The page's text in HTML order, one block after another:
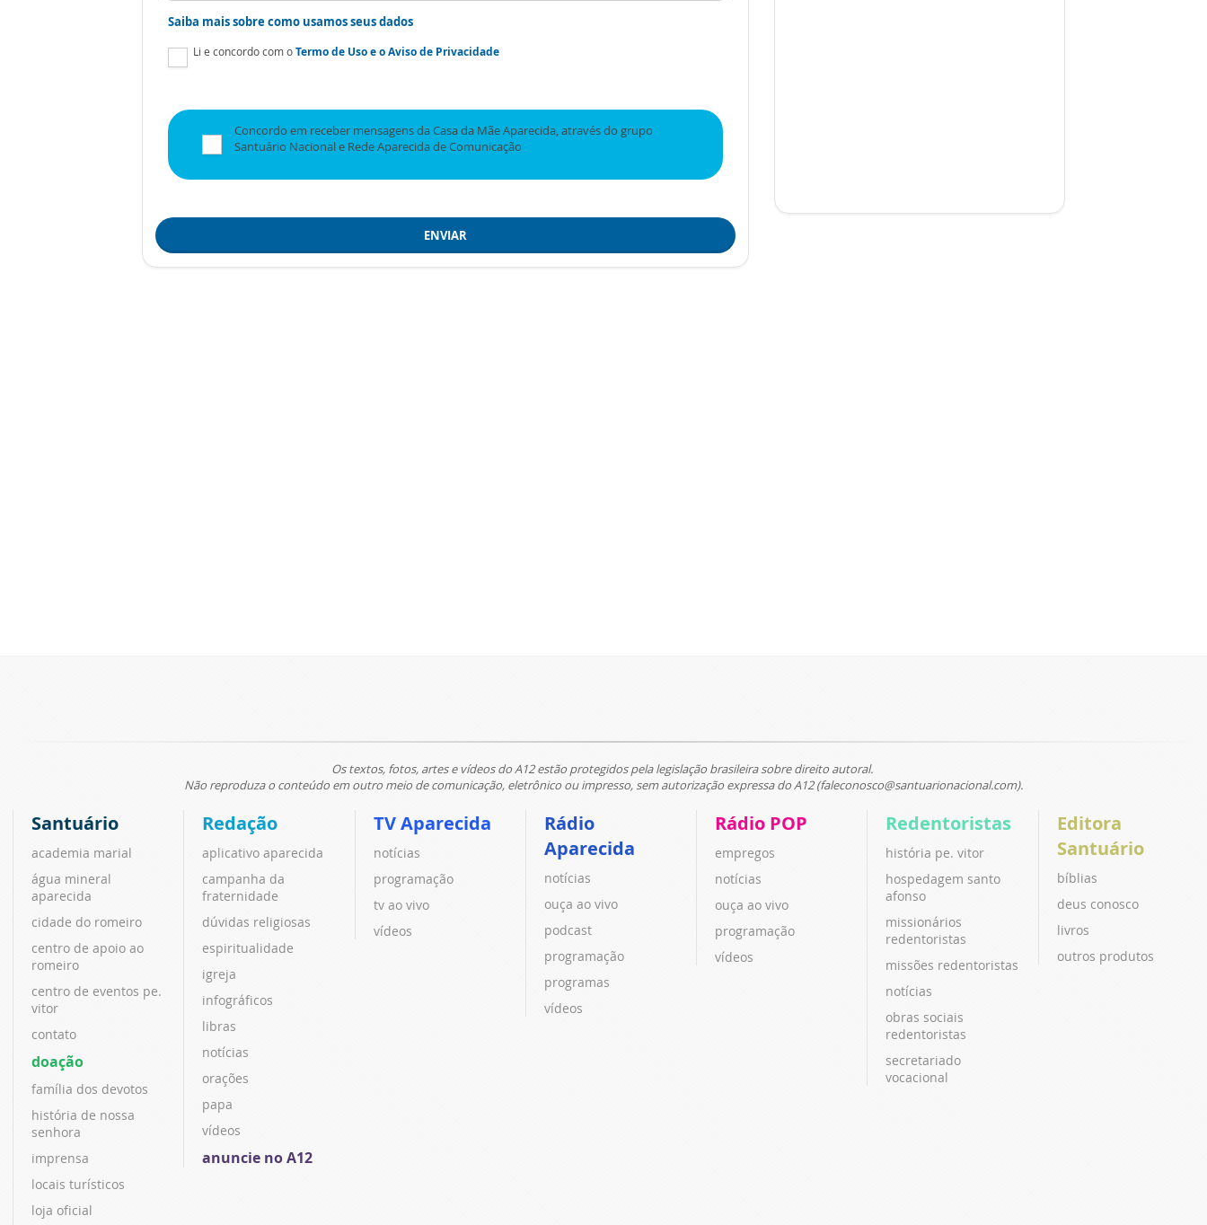
Saiba mais sobre como usamos seus dados
Li e concordo com oTermo de Usoe oAviso de Privacidade
Concordo em receber mensagens da Casa da Mãe Aparecida, através do grupo
Santuário Nacional e Rede Aparecida de Comunicação
ENVIAR
Os textos, fotos, artes e vídeos do A12 estão protegidos pela legislação brasileira sobre direito autoral.
Não reproduza o conteúdo em outro meio de comunicação, eletrônico ou impresso, sem autorização expressa do A12 (faleconosco@santuarionacional.com).
Santuário
academia marial
água mineral
aparecida
cidade do romeiro
centro de apoio ao
romeiro
centro de eventos pe.
vitor
contato
doação
família dos devotos
história de nossa
senhora
imprensa
locais turísticos
loja oficial
Redação
aplicativo aparecida
campanha da
fraternidade
dúvidas religiosas
espiritualidade
igreja
infográficos
libras
notícias
orações
papa
vídeos
anuncie no A12
TV Aparecida
notícias
programação
tv ao vivo
vídeos
Rádio
Aparecida
notícias
ouça ao vivo
podcast
programação
programas
vídeos
Rádio POP
empregos
notícias
ouça ao vivo
programação
vídeos
Redentoristas
história pe. vitor
hospedagem santo
afonso
missionários
redentoristas
missões redentoristas
notícias
obras sociais
redentoristas
secretariado
vocacional
Editora
Santuário
bíblias
deus conosco
livros
outros produtos